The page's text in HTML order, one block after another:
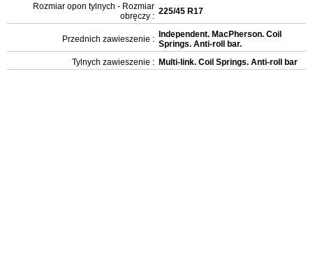
Rozmiar opon tylnych - Rozmiar
obręczy : 225/45 R17
Przednich zawieszenie : Independent. MacPherson. Coil
Springs. Anti-roll bar.
Tylnych zawieszenie : Multi-link. Coil Springs. Anti-roll bar